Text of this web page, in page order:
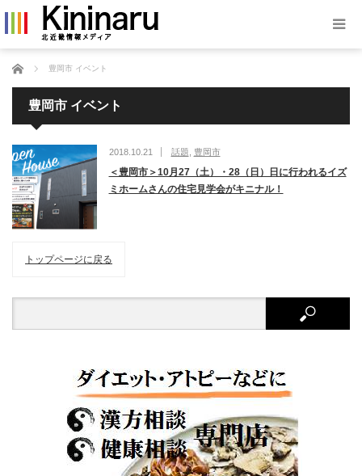
ホーム 豊岡市 イベント
豊岡市 イベント
2018.10.21 話題 豊岡市
＜豊岡市＞10月27（土）・28（日）日に行われるイズ
ミホームさんの住宅見学会がキニナル！
トップページに戻る